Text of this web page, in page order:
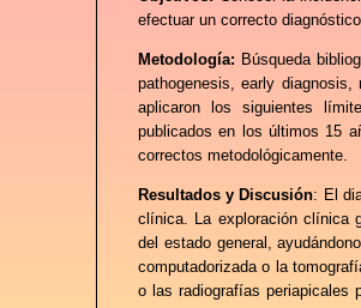
efectuar un correcto
Metodología: Búsqueda
pathogenesis, early
aplicaron los siguientes
publicados en los últimos 15
correctos metodológicamente.
Resultados y Discusión: El
clínica. La exploración clínica
del estado general,
computadorizada o la
o las radiografías periapicales